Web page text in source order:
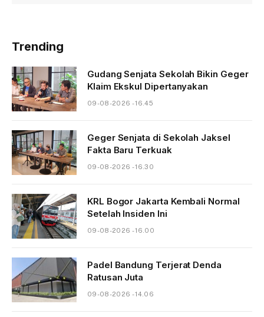
Trending
Gudang Senjata Sekolah Bikin Geger
Klaim Ekskul Dipertanyakan
09-08-2026 - 16.45
Geger Senjata di Sekolah Jaksel
Fakta Baru Terkuak
09-08-2026 - 16.30
KRL Bogor Jakarta Kembali Normal
Setelah Insiden Ini
09-08-2026 - 16.00
Padel Bandung Terjerat Denda
Ratusan Juta
09-08-2026 - 14.06